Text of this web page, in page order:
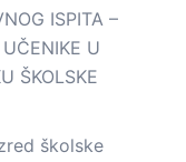
ISPITA –
U
ŠKOLSKE
školske